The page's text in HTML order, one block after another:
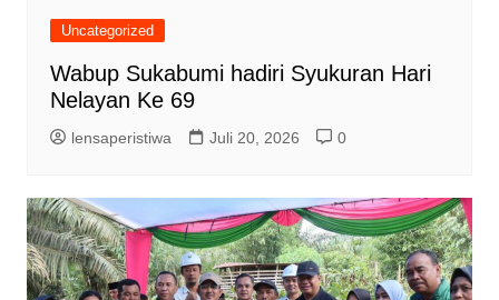
Uncategorized
Wabup Sukabumi hadiri Syukuran Hari
Nelayan Ke 69
lensaperistiwa Juli 20, 2026 0